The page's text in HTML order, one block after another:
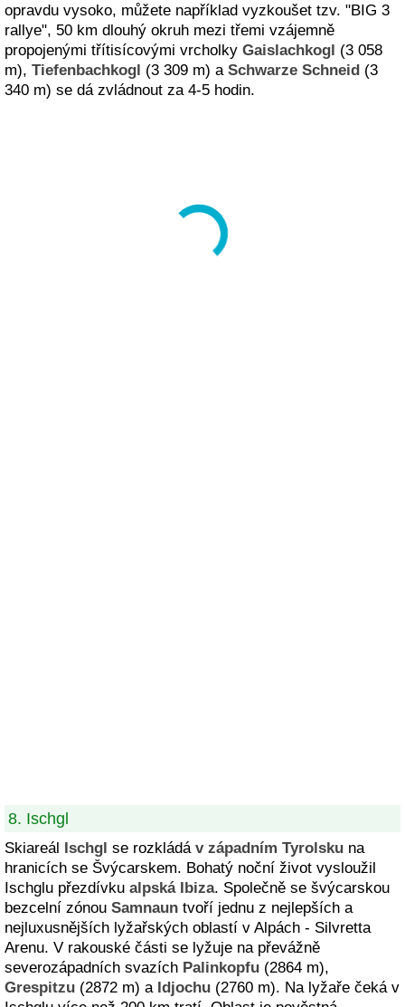
opravdu vysoko, můžete například vyzkoušet tzv. "BIG 3
rallye", 50 km dlouhý okruh mezi třemi vzájemně
propojenými třítisícovými vrcholky Gaislachkogl (3 058
m), Tiefenbachkogl (3 309 m) a Schwarze Schneid (3
340 m) se dá zvládnout za 4-5 hodin.
8. Ischgl
Skiareál Ischgl se rozkládá v západním Tyrolsku na
hranicích se Švýcarskem. Bohatý noční život vysloužil
Ischglu přezdívku alpská Ibiza. Společně se švýcarskou
bezcelní zónou Samnaun tvoří jednu z nejlepších a
nejluxusnějších lyžařských oblastí v Alpách - Silvretta
Arenu. V rakouské části se lyžuje na převážně
severozápadních svazích Palinkopfu (2864 m),
Grespitzu (2872 m) a Idjochu (2760 m). Na lyžaře čeká v